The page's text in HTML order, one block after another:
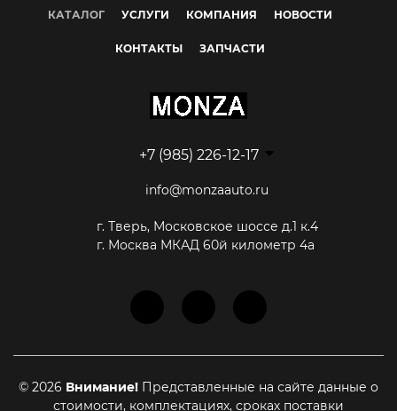
КАТАЛОГ УСЛУГИ КОМПАНИЯ НОВОСТИ
КОНТАКТЫ ЗАПЧАСТИ
+7 (985) 226-12-17
info@monzaauto.ru
г. Тверь, Московское шоссе д.1 к.4
г. Москва МКАД 60й километр 4а
© 2026 Внимание! Представленные на сайте данные о
стоимости, комплектациях, сроках поставки